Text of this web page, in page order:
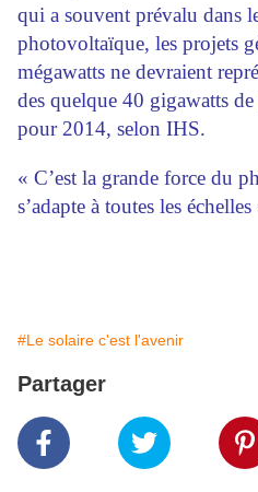
qui a souvent prévalu dans
photovoltaïque, les projets
mégawatts ne devraient
des quelque 40 gigawatts
pour 2014, selon IHS.
« C’est la grande force du
s’adapte à toutes les
#Le solaire c'est l'avenir
Partager